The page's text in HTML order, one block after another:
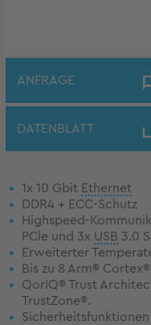
ANFRAGE
DATENBLATT
1x 10 Gbit Ethernet
DDR4 + ECC-Schutz
Highspeed-
PCle und 3x USB 3.0
Erweiterter
Bis zu 8 Arm®
QorIQ® Trust
TrustZone®.
Sicherheitsfunktionen